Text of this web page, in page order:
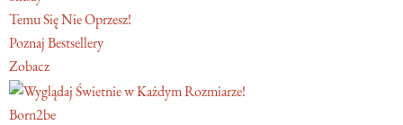
Temu Się Nie Oprzesz!
Poznaj Bestsellery
Zobacz
Born2be